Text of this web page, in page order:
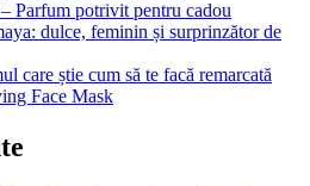
Parfum potrivit pentru cadou
dulce, feminin și surprinzător de
care știe cum să te facă remarcată
Face Mask